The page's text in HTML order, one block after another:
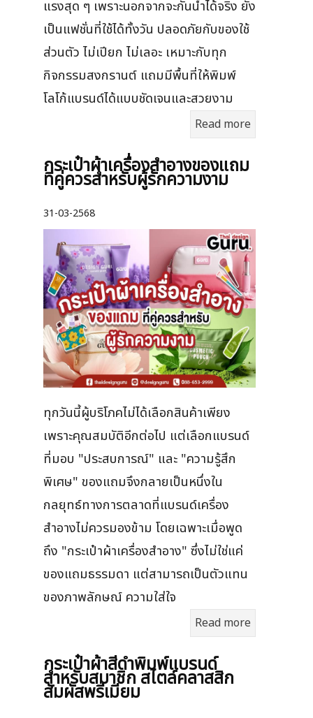
แรงสุด ๆ เพราะนอกจากจะกันน้ำได้จริง ยัง
เป็นแฟชั่นที่ใช้ได้ทั้งวัน ปลอดภัยกับของใช้
ส่วนตัว ไม่เปียก ไม่เลอะ เหมาะกับทุก
กิจกรรมสงกรานต์ แถมมีพื้นที่ให้พิมพ์
โลโก้แบรนด์ได้แบบชัดเจนและสวยงาม
Read more
กระเป๋าผ้าเครื่องสําอางของแถม
ที่คู่ควรสำหรับผู้รักความงาม
31-03-2568
ทุกวันนี้ผู้บริโภคไม่ได้เลือกสินค้าเพียง
เพราะคุณสมบัติอีกต่อไป แต่เลือกแบรนด์
ที่มอบ "ประสบการณ์" และ "ความรู้สึก
พิเศษ" ของแถมจึงกลายเป็นหนึ่งใน
กลยุทธ์ทางการตลาดที่แบรนด์เครื่อง
สำอางไม่ควรมองข้าม โดยเฉพาะเมื่อพูด
ถึง "กระเป๋าผ้าเครื่องสำอาง" ซึ่งไม่ใช่แค่
ของแถมธรรมดา แต่สามารถเป็นตัวแทน
ของภาพลักษณ์ ความใส่ใจ
Read more
กระเป๋าผ้าสีดำพิมพ์แบรนด์
สำหรับสมาชิก สไตล์คลาสสิก
สัมผัสพรีเมียม